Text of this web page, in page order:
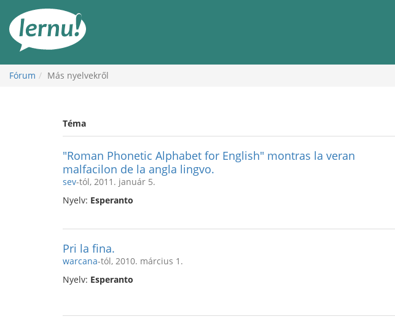
Fórum Más nyelvekről
Téma
"Roman Phonetic Alphabet for English" montras la veran
malfacilon de la angla lingvo.
sev-tól, 2011. január 5.
Nyelv: Esperanto
Pri la fina.
warcana-tól, 2010. március 1.
Nyelv: Esperanto